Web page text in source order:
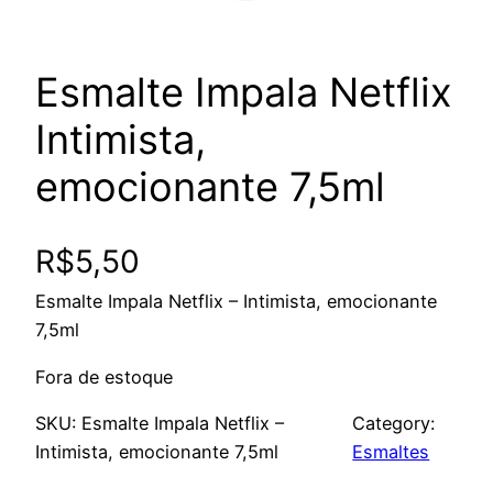
Esmalte Impala Netflix
Intimista,
emocionante 7,5ml
R$5,50
Esmalte Impala Netflix – Intimista, emocionante
7,5ml
Fora de estoque
SKU: Esmalte Impala Netflix –
Intimista, emocionante 7,5ml
Category:
Esmaltes